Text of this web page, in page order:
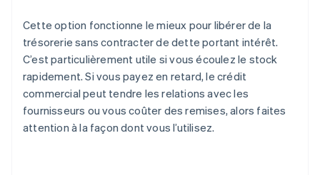
Cette option fonctionne le mieux pour libérer de la
trésorerie sans contracter de dette portant intérêt.
C’est particulièrement utile si vous écoulez le stock
rapidement. Si vous payez en retard, le crédit
commercial peut tendre les relations avec les
fournisseurs ou vous coûter des remises, alors faites
attention à la façon dont vous l’utilisez.